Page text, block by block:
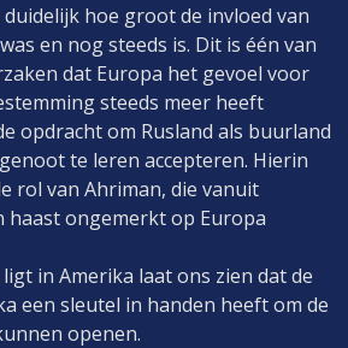
hoe groot de invloed van
en nog steeds is. Dit is één van
dat Europa het gevoel voor
steeds meer heeft
opdracht om Rusland als buurland
te leren accepteren. Hierin
rol van Ahriman, die vanuit
haast ongemerkt op Europa
in Amerika laat ons zien dat de
een sleutel in handen heeft om de
openen.